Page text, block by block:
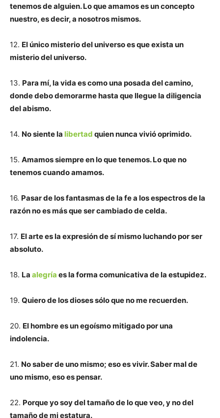
tenemos de alguien. Lo que amamos es un concepto
nuestro, es decir, a nosotros mismos.
12. El único misterio del universo es que exista un
misterio del universo.
13. Para mí, la vida es como una posada del camino,
donde debo demorarme hasta que llegue la diligencia
del abismo.
14. No siente la libertad quien nunca vivió oprimido.
15. Amamos siempre en lo que tenemos. Lo que no
tenemos cuando amamos.
16. Pasar de los fantasmas de la fe a los espectros de la
razón no es más que ser cambiado de celda.
17. El arte es la expresión de sí mismo luchando por ser
absoluto.
18. La alegría es la forma comunicativa de la estupidez.
19. Quiero de los dioses sólo que no me recuerden.
20. El hombre es un egoísmo mitigado por una
indolencia.
21. No saber de uno mismo; eso es vivir. Saber mal de
uno mismo, eso es pensar.
22. Porque yo soy del tamaño de lo que veo, y no del
tamaño de mi estatura.